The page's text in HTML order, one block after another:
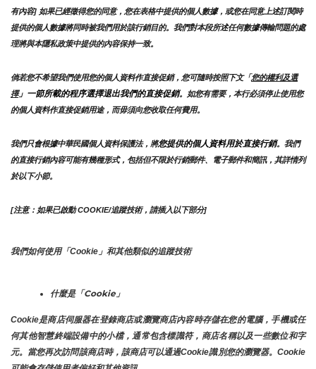
有內容] 如果已經徵得您的同意，您在表格中提供的個人數據，或您在同意上述訂閱時
提供的個人數據將同時被我們用於該行銷目的。我們對本段所述任何數據傳輸問題的處
理將與本隱私政策中提供的內容保持一致。
倘若您不希望我們使用您的個人資料作直接促銷，您可隨時按照下文「您的權利及選
擇」一節所載的程序選擇退出我們的直接促銷。如您有需要，本行必須停止使用您
的個人資料作直接促銷用途，而毋須向您收取任何費用。
我們只會根據中華民國個人資料保護法，將您提供的個人資料用於直接行銷。我們
的直接行銷內容可能有幾種形式，包括但不限於行銷郵件、電子郵件和簡訊，其詳情列
於以下小節。
[注意：如果已啟動 COOKIE/追蹤技術，請插入以下部分]
我們如何使用「Cookie」和其他類似的追蹤技術
什麼是「Cookie」
Cookie是商店伺服器在登錄商店或瀏覽商店內容時存儲在您的電腦，手機或任
何其他智慧終端設備中的小檔，通常包含標識符，商店名稱以及一些數位和字
元。當您再次訪問該商店時，該商店可以通過Cookie識別您的瀏覽器。Cookie